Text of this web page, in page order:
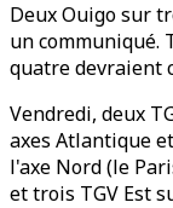
Deux Ouigo sur
un communiqué.
quatre devraient
Vendredi, deux
axes Atlantique
l'axe Nord (le
et trois TGV Est